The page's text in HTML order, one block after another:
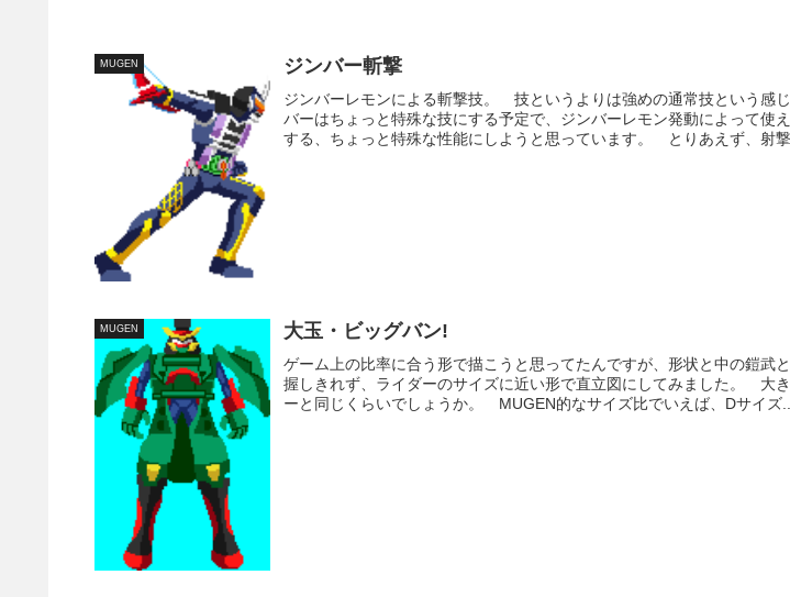
MUGEN ジンバー斬撃
ジンバーレモンによる斬撃技。 技というよりは強めの通常技という感
バーはちょっと特殊な技にする予定で、ジンバーレモン発動によって使
する、ちょっと特殊な性能にしようと思っています。 とりあえず、射撃
MUGEN 大玉・ビッグバン!
ゲーム上の比率に合う形で描こうと思ってたんですが、形状と中の鎧武
握しきれず、ライダーのサイズに近い形で直立図にしてみました。 大
ーと同じくらいでしょうか。 MUGEN的なサイズ比でいえば、Dサイズ...